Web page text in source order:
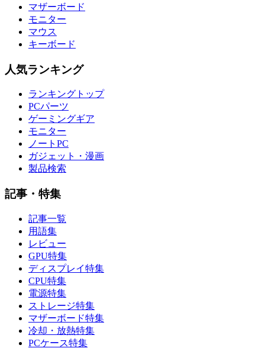
マザーボード
モニター
マウス
キーボード
人気ランキング
ランキングトップ
PCパーツ
ゲーミングギア
モニター
ノートPC
ガジェット・漫画
製品検索
記事・特集
記事一覧
用語集
レビュー
GPU特集
ディスプレイ特集
CPU特集
電源特集
ストレージ特集
マザーボード特集
冷却・放熱特集
PCケース特集